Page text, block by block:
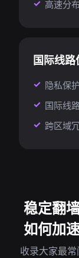
高速分
国际线路
隐私保
国际线
跨区域
稳定翻
如何加
收录大家最